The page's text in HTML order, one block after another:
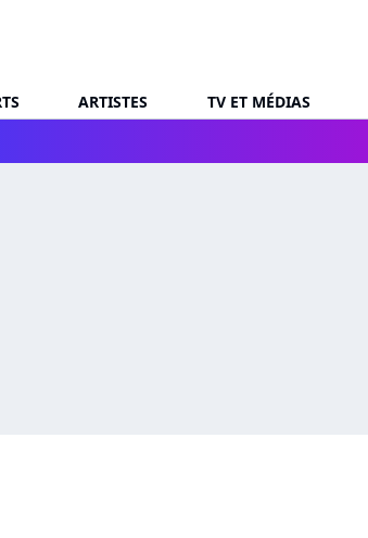
ARTISTES TV ET MÉDIAS